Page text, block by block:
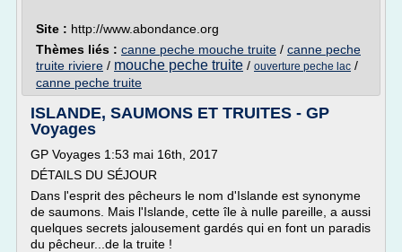
Site : http://www.abondance.org
Thèmes liés : canne peche mouche truite / canne peche
truite riviere / mouche peche truite / ouverture peche lac /
canne peche truite
ISLANDE, SAUMONS ET TRUITES - GP
Voyages
GP Voyages 1:53 mai 16th, 2017
DÉTAILS DU SÉJOUR
Dans l'esprit des pêcheurs le nom d'Islande est synonyme
de saumons. Mais l'Islande, cette île à nulle pareille, a aussi
quelques secrets jalousement gardés qui en font un paradis
du pêcheur...de la truite !